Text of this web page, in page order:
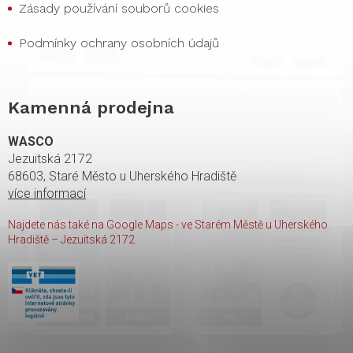
Zásady používání souborů cookies
Podmínky ochrany osobních údajů
Kamenná prodejna
WASCO
Jezuitská 2172
68603, Staré Město u Uherského Hradiště
více informací
Najdete nás také na Google Maps - ve Starém Městě u Uherského
Hradiště – Jezuitská 2172.